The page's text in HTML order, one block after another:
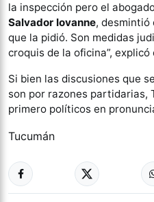
la inspección pero el
Salvador Iovanne, desmintió
que la pidió. Son medidas
croquis de la oficina”,
Si bien las discusiones que
son por razones partidarias,
primero políticos en
Tucumán